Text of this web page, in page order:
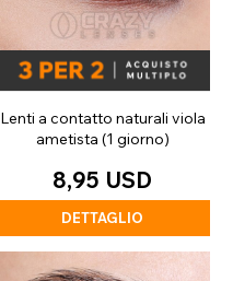
Lenti a contatto naturali viola
ametista (1 giorno)
8,95 USD
DETTAGLIO